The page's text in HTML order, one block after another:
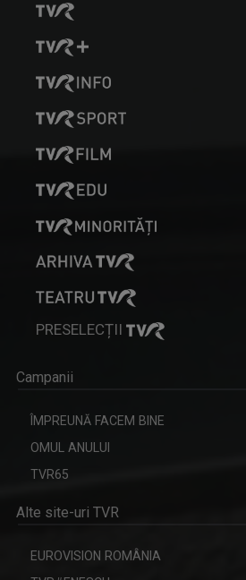
PRESELECȚII
Campanii
ÎMPREUNĂ FACEM BINE
OMUL ANULUI
TVR65
Alte site-uri TVR
EUROVISION ROMÂNIA